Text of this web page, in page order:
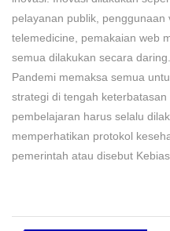
pelayanan publik,
telemedicine, pemakaian web
semua dilakukan secara daring.
Pandemi memaksa semua
strategi di tengah
pembelajaran harus selalu
memperhatikan protokol
pemerintah atau disebut